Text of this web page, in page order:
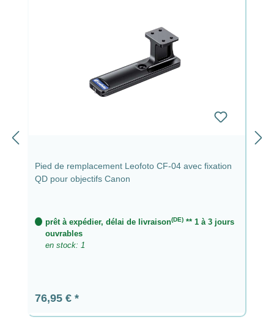
Pied de remplacement Leofoto CF-04 avec fixation
QD pour objectifs Canon
prêt à expédier, délai de livraison(DE)** 1 à 3 jours
ouvrables
en stock: 1
Prix régulier :
76,95 €